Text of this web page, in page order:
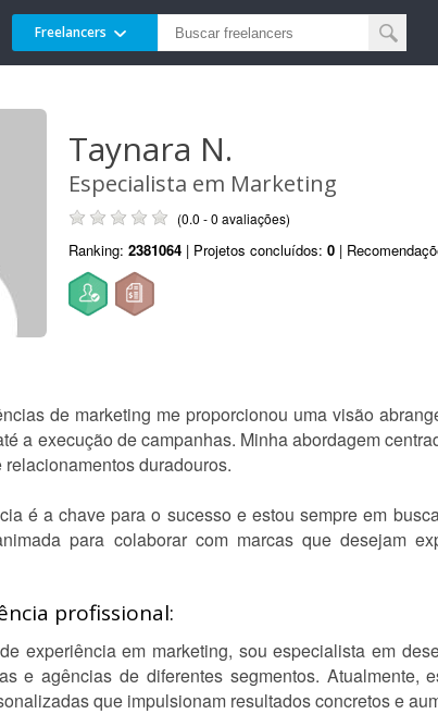
Freelancers
Taynara N.
Especialista em Marketing
(0.0 - 0 avaliações)
Ranking: 2381064 | Projetos concluídos: 0 |
de marketing me proporcionou uma visão
a execução de campanhas. Minha abordagem
duradouros.
é a chave para o sucesso e estou sempre em
para colaborar com marcas que desejam
profissional:
experiência em marketing, sou especialista em
e agências de diferentes segmentos. Atualmente,
que impulsionam resultados concretos e